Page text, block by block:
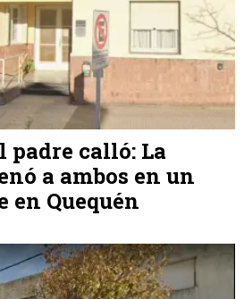
padre calló: La
a ambos en un
en Quequén